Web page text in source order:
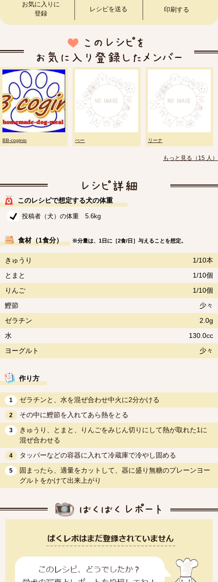
お気に入りに
登録
レシピを送る 印刷する
BB-coginio ぺー リーナ
もっと見る（15 人）
このレシピで想定する犬の体重
投稿者（犬）の体重 5.6kg
食材（1食分） ※分量は、1日に［2食/日］与えることを想定。
きゅうり
1/10本
とまと
1/10個
りんご
1/10個
鰹節
少々
ゼラチン
2.0g
水
130.0cc
ヨーグルト
少々
作り方
1 ゼラチンと、水を混ぜ合わせ中火に2分かける
2 その中に鰹節を入れてあら熱をとる
3
きゅうり、とまと、りんごをみじん切りにして熱が取れた1に
混ぜ合わせる
4 タッパーなどの容器に入れて冷蔵庫で冷やし固める
5
固まったら、適量をカットして、器に盛り無糖のプレーンヨー
グルトをかけて出来上がり